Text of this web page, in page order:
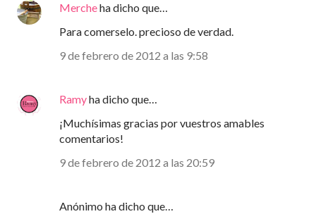
Mercheha dicho que…
Para comerselo. precioso de verdad.
9 de febrero de 2012 a las 9:58
Ramyha dicho que…
¡Muchísimas gracias por vuestros amables
comentarios!
9 de febrero de 2012 a las 20:59
Anónimo ha dicho que…